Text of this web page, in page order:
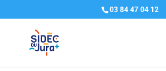
03 84 47 04 12